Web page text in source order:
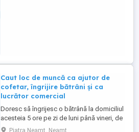
Caut loc de muncă ca ajutor de
cofetar, îngrijire bătrâni și ca
lucrător comercial
Doresc să îngrijesc o bătrână la domiciliul
acesteia 5 ore pe zi de luni până vineri, de
preferat până în centrul orașului Piatra
Piatra Neamt, Neamt